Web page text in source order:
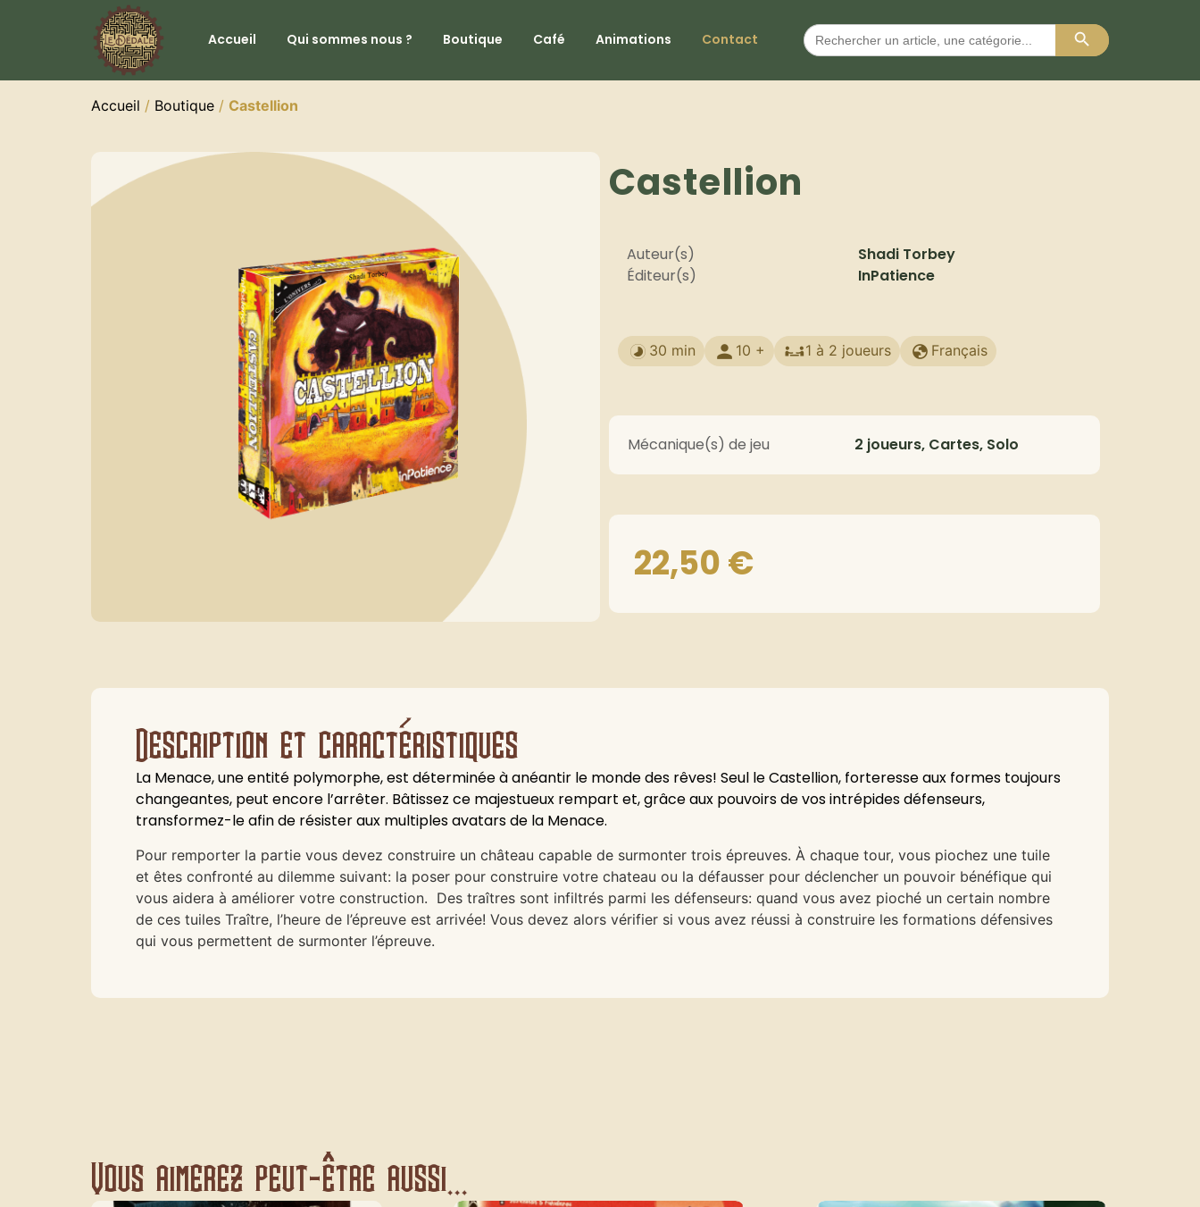
Accueil Qui sommes nous ? Boutique Café Animations Contact
Search
for:
Search Button
Accueil / Boutique / Castellion
Castellion
Auteur(s)
Shadi Torbey
Éditeur(s)
InPatience
30 min 10 + 1 à 2 joueurs Français
Mécanique(s) de jeu 2 joueurs, Cartes, Solo
22,50€
Description et caractéristiques
La Menace, une entité polymorphe, est déterminée à anéantir le monde des rêves! Seul le Castellion, forteresse aux formes toujours
changeantes, peut encore l’arrêter. Bâtissez ce majestueux rempart et, grâce aux pouvoirs de vos intrépides défenseurs,
transformez-le afin de résister aux multiples avatars de la Menace.
Pour remporter la partie vous devez construire un château capable de surmonter trois épreuves. À chaque tour, vous piochez une tuile
et êtes confronté au dilemme suivant: la poser pour construire votre chateau ou la défausser pour déclencher un pouvoir bénéfique qui
vous aidera à améliorer votre construction. Des traîtres sont infiltrés parmi les défenseurs: quand vous avez pioché un certain nombre
de ces tuiles Traître, l’heure de l’épreuve est arrivée! Vous devez alors vérifier si vous avez réussi à construire les formations défensives
qui vous permettent de surmonter l’épreuve.
Vous aimerez peut-être aussi...